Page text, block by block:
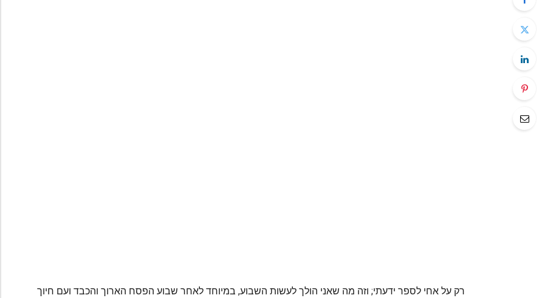
רק על אחי לספר ידעתי; וזה מה שאני הולך לעשות השבוע, במיוחד לאחר שבוע הפסח הארוך והכבד ועם חיוך